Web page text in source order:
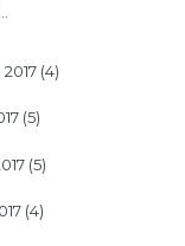
(4)
(5)
(5)
(4)